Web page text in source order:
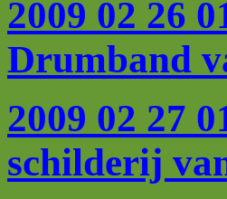
2009 02 26
Drumband
2009 02 27
schilderij